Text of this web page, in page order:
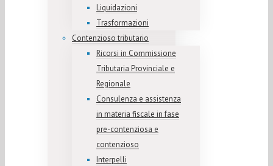
Liquidazioni
Trasformazioni
Contenzioso tributario
Ricorsi in Commissione
Tributaria Provinciale e
Regionale
Consulenza e assistenza
in materia fiscale in fase
pre-contenziosa e
contenzioso
Interpelli